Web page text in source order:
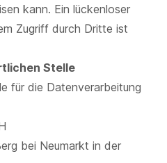
kann. Ein lückenloser
Zugriff durch Dritte ist
Stelle
für die Datenverarbeitung
bei Neumarkt in der